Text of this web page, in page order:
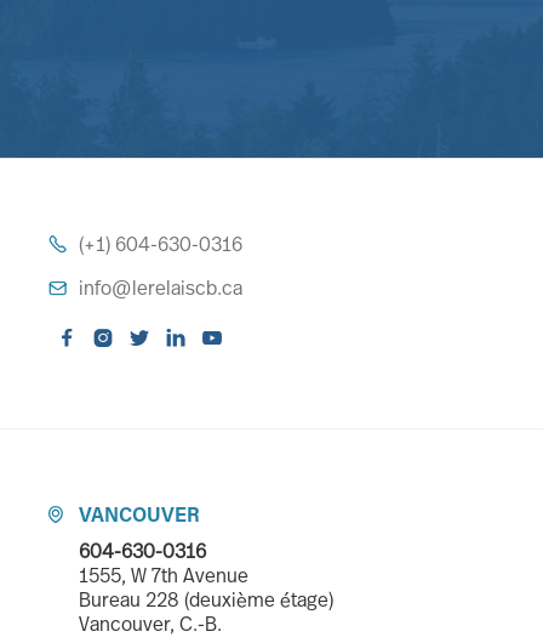
 (+1) 604-630-0316
 info@lerelaiscb.ca
    

VANCOUVER
604-630-0316
1555, W 7th Avenue
Bureau 228 (deuxième étage)
Vancouver, C.-B.